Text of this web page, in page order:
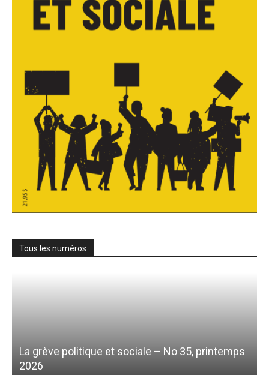
Tous les numéros
La grève politique et sociale – No 35, printemps
2026